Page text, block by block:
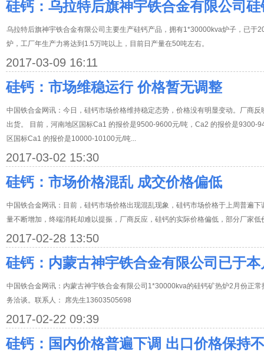
硅钙：乌拉特后旗神宇铁合金有限公司
乌拉特后旗神宇铁合金有限公司主要生产硅钙产品，拥有1*30000kva炉子，已于
炉，工厂年生产力将达到1.5万吨以上，目前日产量在50吨左右。
2017-03-09 16:11
硅钙：市场维稳运行 价格暂无调整
中国铁合金网讯：今日，硅钙市场价格维持稳定态势，价格没有明显变动。厂商
出货。 目前，河南地区国标Ca1 的报价是9500-9600元/吨，Ca2 的报价是9300-
区国标Ca1 的报价是10000-10100元/吨...
2017-03-02 15:30
硅钙：市场价格混乱 成交价格偏低
中国铁合金网讯：目前，硅钙市场价格出现混乱现象，硅钙市场价格于上周普遍
量不断增加，终端消耗却难以提振，厂商反应，硅钙的实际价格偏低，部分厂家
2017-02-28 13:50
硅钙：内蒙古神宇铁合金有限公司已于
中国铁合金网讯：内蒙古神宇铁合金有限公司1*30000kva的硅钙矿热炉2月份正
务洽谈。联系人： 席先生13603505698
2017-02-22 09:39
硅钙：国内价格普遍下调 出口价格保持